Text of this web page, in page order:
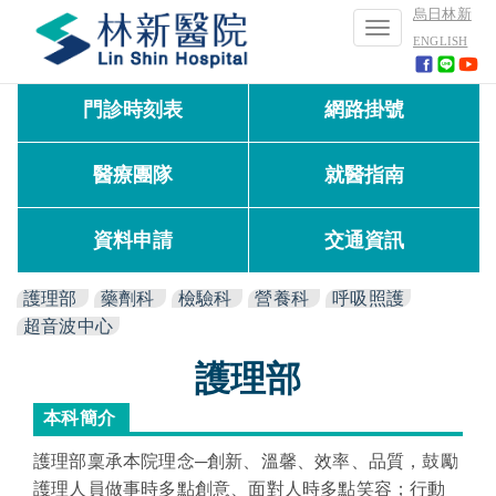
烏日林新
ENGLISH
Toggle
navigation
門診時刻表 網路掛號
醫療團隊 就醫指南
資料申請 交通資訊
護理部 藥劑科 檢驗科 營養科
呼吸照護
超音波中心
護理部
本科簡介
護理部稟承本院理念─創新、溫馨、效率、品質，鼓勵
護理人員做事時多點創意、面對人時多點笑容；行動